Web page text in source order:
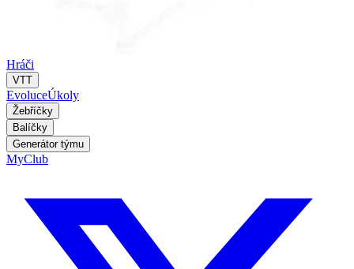
Hráči
VTT
EvoluceÚkoly
Žebříčky
Balíčky
Generátor týmu
MyClub